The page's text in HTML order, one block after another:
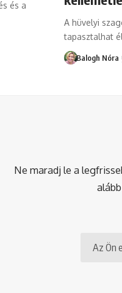
és a
A hüvelyi
tapasztalhat
Balogh Nóra
Ne maradj le a